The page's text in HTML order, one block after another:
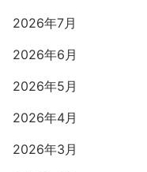
2026年7月
2026年6月
2026年5月
2026年4月
2026年3月